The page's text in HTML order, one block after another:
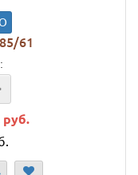
61
руб.